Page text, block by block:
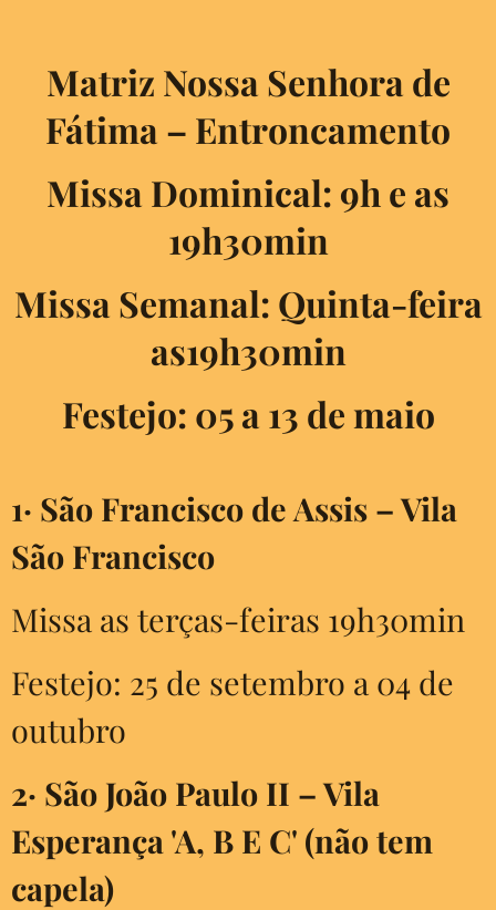
Matriz Nossa Senhora de
Fátima – Entroncamento
Missa Dominical: 9h e as
19h30min
Missa Semanal: Quinta-feira
as19h30min
Festejo: 05 a 13 de maio
1· São Francisco de Assis – Vila
São Francisco
Missa as terças-feiras 19h30min
Festejo: 25 de setembro a 04 de
outubro
2· São João Paulo II – Vila
Esperança 'A, B E C' (não tem
capela)